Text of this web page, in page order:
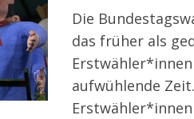
Die
das früher als
aufwühlende